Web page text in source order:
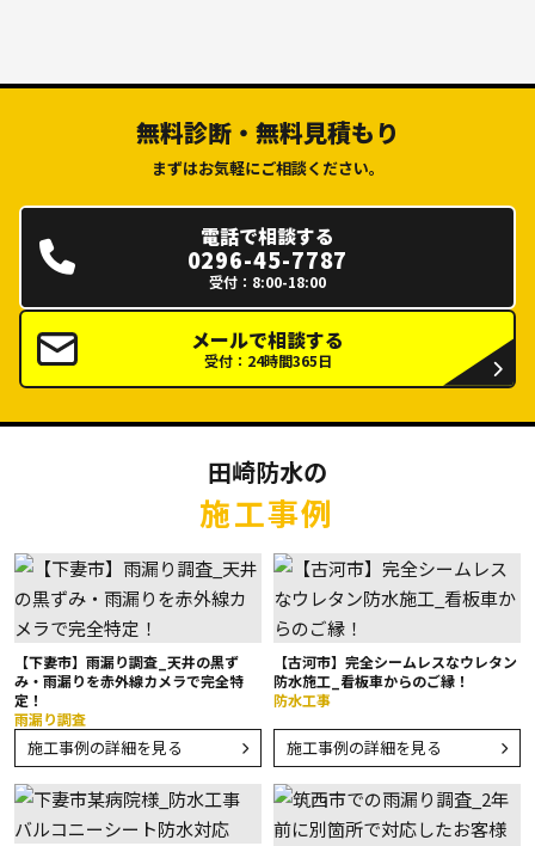
無料診断・無料見積もり
まずはお気軽にご相談ください。
電話で相談する
0296-45-7787
受付：8:00-18:00
メールで相談する
受付：24時間365日
田崎防水の
施工事例
【下妻市】雨漏り調査_天井の黒ず
み・雨漏りを赤外線カメラで完全特
定！
雨漏り調査
施工事例の詳細を見る
【古河市】完全シームレスなウレタン
防水施工_看板車からのご縁！
防水工事
施工事例の詳細を見る